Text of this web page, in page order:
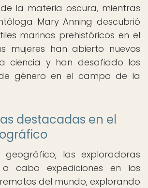
la materia oscura, mientras
Mary Anning descubrió
marinos prehistóricos en el
mujeres han abierto nuevos
ciencia y han desafiado los
género en el campo de la
destacadas en el
las exploradoras
cabo expediciones en los
del mundo, explorando